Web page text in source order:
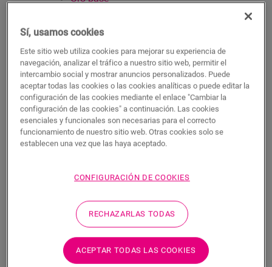
007400091808
007400091810
007400091811
007400091812
007400091813
Buscar productos e información de Quick-Step
Cómo elegir la capa de subsuelo perfecta para su
suelo
Comprar suelos laminados | impermeable y
Baldosas laminadas – diseños elegantes y
modernos | Quick-Step
Capture
007400059423
007400059424
Sí, usamos cookies
Este sitio web utiliza cookies para mejorar su experiencia de
navegación, analizar el tráfico a nuestro sitio web, permitir el
intercambio social y mostrar anuncios personalizados. Puede
aceptar todas las cookies o las cookies analíticas o puede editar la
configuración de las cookies mediante el enlace "Cambiar la
configuración de las cookies" a continuación. Las cookies
esenciales y funcionales son necesarias para el correcto
funcionamiento de nuestro sitio web. Otras cookies solo se
establecen una vez que las haya aceptado.
CONFIGURACIÓN DE COOKIES
RECHAZARLAS TODAS
ACEPTAR TODAS LAS COOKIES